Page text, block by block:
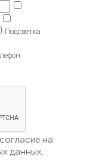
Подсветка
согласие на
данных.